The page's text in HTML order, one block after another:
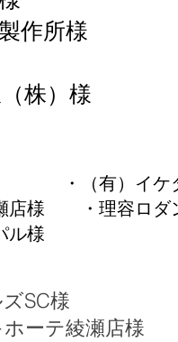
製作所様
園様
株）様
・（有）イケ
瀬店様 ・理容ロ
ル様
ズSC様
ホーテ綾瀬店様